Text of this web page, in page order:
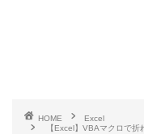
HOME
Excel
【Excel】VBAマクロで